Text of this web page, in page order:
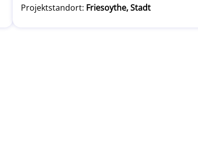
Projektstandort: Friesoythe, Stadt